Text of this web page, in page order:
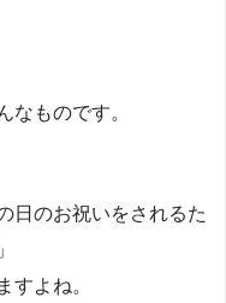
なものです。
日のお祝いをされるた
すよね。